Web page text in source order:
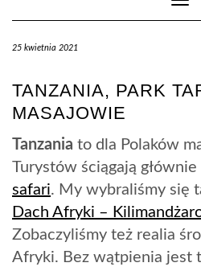
25 kwietnia 2021
TANZANIA, PARK
MASAJOWIE
Tanzania to dla Polaków
Turystów ściągają
safari. My wybraliśmy się
Dach Afryki –
Zobaczyliśmy też realia
Afryki. Bez wątpienia jest